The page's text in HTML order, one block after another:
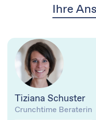
Ihre
Tiziana Schuster
Crunchtime Beraterin